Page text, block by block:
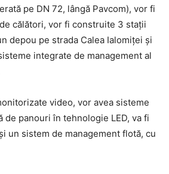
pe DN 72, lângă Pavcom), vor fi
călători, vor fi construite 3 stații
depou pe strada Calea Ialomiței și
integrate de management al
video, vor avea sisteme
de panouri în tehnologie LED, va fi
un sistem de management flotă, cu